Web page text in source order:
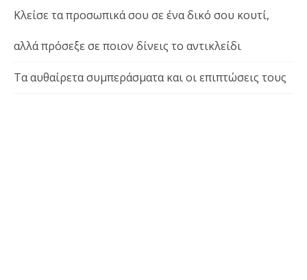
Κλείσε τα προσωπικά σου σε ένα δικό σου κουτί,
αλλά πρόσεξε σε ποιον δίνεις το αντικλείδι
Τα αυθαίρετα συμπεράσματα και οι επιπτώσεις τους